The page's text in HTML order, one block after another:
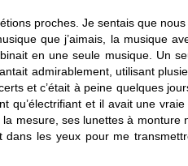
proches. Je sentais que
que j’aimais, la musique
en une seule musique. Un
admirablement, utilisant
et c’était à peine quelques
qu’électrifiant et il avait une vraie
mesure, ses lunettes à monture
les yeux pour me